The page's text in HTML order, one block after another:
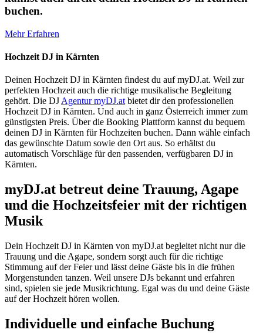
buchen.
Mehr Erfahren
Hochzeit DJ in Kärnten
Deinen Hochzeit DJ in Kärnten findest du auf myDJ.at. Weil zur
perfekten Hochzeit auch die richtige musikalische Begleitung
gehört. Die DJ Agentur myDJ.at bietet dir den professionellen
Hochzeit DJ in Kärnten. Und auch in ganz Österreich immer zum
günstigsten Preis. Über die Booking Plattform kannst du bequem
deinen DJ in Kärnten für Hochzeiten buchen. Dann wähle einfach
das gewünschte Datum sowie den Ort aus. So erhältst du
automatisch Vorschläge für den passenden, verfügbaren DJ in
Kärnten.
myDJ.at betreut deine Trauung, Agape
und die Hochzeitsfeier mit der richtigen
Musik
Dein Hochzeit DJ in Kärnten von myDJ.at begleitet nicht nur die
Trauung und die Agape, sondern sorgt auch für die richtige
Stimmung auf der Feier und lässt deine Gäste bis in die frühen
Morgenstunden tanzen. Weil unsere DJs bekannt und erfahren
sind, spielen sie jede Musikrichtung. Egal was du und deine Gäste
auf der Hochzeit hören wollen.
Individuelle und einfache Buchung